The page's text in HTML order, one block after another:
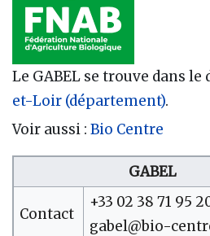
Le GABEL se trouve dans
et-Loir (département).
Voir aussi : Bio Centre
GABEL
Contact
+33 02 38 71 95
gabel@bio-